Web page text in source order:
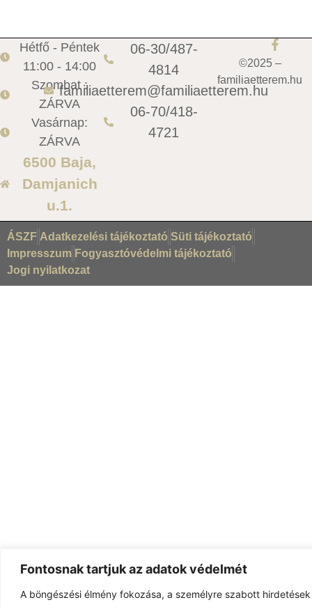
Fontosnak tartjuk az adatok védelmét
A böngészési élmény fokozása, a személyre szabott
Hétfő - Péntek
11:00 - 14:00
Szombat :
ZÁRVA
Vasárnap:
ZÁRVA
6500 Baja,
Damjanich
u.1.
06-30/487-
4814
familiaetterem@familiaetterem.hu
06-70/418-
4721
©2025 –
familiaetterem.hu
ÁSZF Adatkezelési tájékoztató Süti tájékoztató
Impresszum Fogyasztóvédelmi tájékoztató
Jogi nyilatkozat